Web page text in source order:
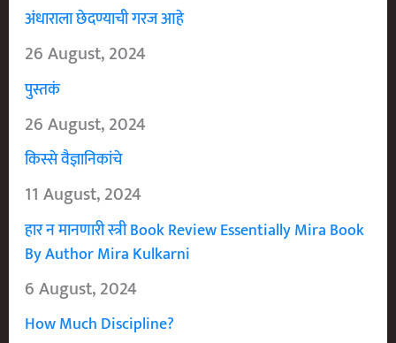
अंधाराला छेदण्याची गरज आहे
26 August, 2024
पुस्तकं
26 August, 2024
किस्से वैज्ञानिकांचे
11 August, 2024
हार न मानणारी स्त्री Book Review Essentially Mira Book
By Author Mira Kulkarni
6 August, 2024
How Much Discipline?